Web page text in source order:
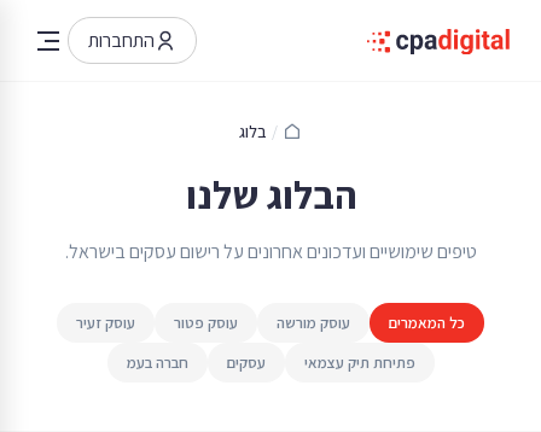
התחברות
/ בלוג
הבלוג שלנו
טיפים שימושיים ועדכונים אחרונים על רישום עסקים בישראל.
כל המאמרים עוסק מורשה עוסק פטור
עוסק זעיר
פתיחת תיק עצמאי
עסקים חברה בעמ